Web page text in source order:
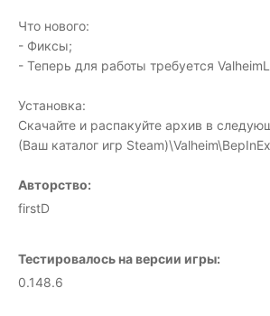
Что нового:
- Фиксы;
- Теперь для работы требуется
Установка:
Скачайте и распакуйте архив в
(Ваш каталог игр
Авторство:
firstD
Тестировалось на версии игры:
0.148.6